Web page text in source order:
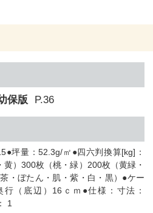
保版 P.36
坪量：52.3g/㎡●四六判換算[kg]：
）300枚（桃・緑）200枚（黄緑・
・ぼたん・肌・紫・白・黒）●ケー
（底辺）16ｃｍ●仕様：寸法：
1